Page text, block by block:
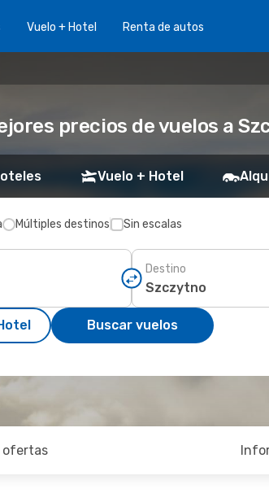
Vuelo + Hotel Renta de autos
precios de vuelos a
Vuelo + Hotel
Múltiples destinos Sin escalas
Destino
Buscar vuelos
ofertas